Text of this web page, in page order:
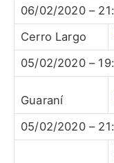
06/02/2020 –
Cerro Largo
05/02/2020 –
Guaraní
05/02/2020 –